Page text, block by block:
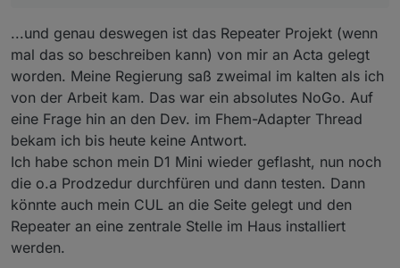
"Vorbereitung" auf die 4 Transmitter) aber noch
nicht perfekt, wegen Reichweiteproblemen und
weil die Thermostate, die da dran hängen, sehr
"speziell" in Ihren Rückmeldezeiten sind.
...und genau deswegen ist das Repeater Projekt (wenn
mal das so beschreiben kann) von mir an Acta gelegt
worden. Meine Regierung saß zweimal im kalten als ich
von der Arbeit kam. Das war ein absolutes NoGo. Auf
eine Frage hin an den Dev. im Fhem-Adapter Thread
bekam ich bis heute keine Antwort.
Ich habe schon mein D1 Mini wieder geflasht, nun noch
die o.a Prodzedur durchfüren und dann testen. Dann
könnte auch mein CUL an die Seite gelegt und den
Repeater an eine zentrale Stelle im Haus installiert
werden.